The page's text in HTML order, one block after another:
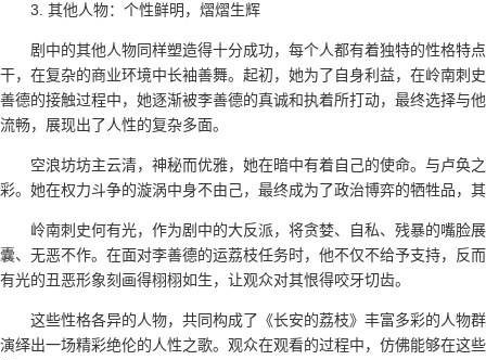
3. 其他人物：个性鲜明，熠熠生辉
剧中的其他人物同样塑造得十分成功，每个人都有着独特的性格特
干，在复杂的商业环境中长袖善舞。起初，她为了自身利益，在岭南刺
善德的接触过程中，她逐渐被李善德的真诚和执着所打动，最终选择与
流畅，展现出了人性的复杂多面。
空浪坊坊主云清，神秘而优雅，她在暗中有着自己的使命。与卢奂
彩。她在权力斗争的漩涡中身不由己，最终成为了政治博弈的牺牲品，
岭南刺史何有光，作为剧中的大反派，将贪婪、自私、残暴的嘴脸
囊、无恶不作。在面对李善德的运荔枝任务时，他不仅不给予支持，反
有光的丑恶形象刻画得栩栩如生，让观众对其恨得咬牙切齿。
这些性格各异的人物，共同构成了《长安的荔枝》丰富多彩的人物
演绎出一场精彩绝伦的人性之歌。观众在观看的过程中，仿佛能够在这